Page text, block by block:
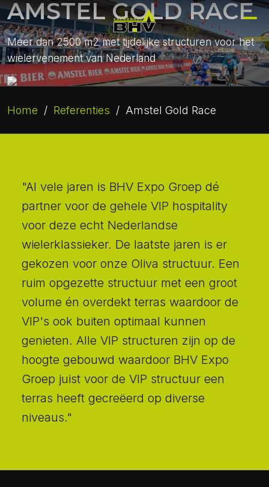
AMSTEL GOLD RACE
Meer dan 2500 m2 met tijdelijke structuren voor het
wielervenement van Nederland
Home / Referenties / Amstel Gold Race
"Al vele jaren is BHV Expo Groep dé
partner voor de gehele VIP hospitality
voor deze echt Nederlandse
wielerklassieker. De laatste jaren is er
gekozen voor onze Oliva structuur. Een
ruim opgezette structuur met een groot
volume én overdekt terras waardoor de
VIP's ook buiten optimaal kunnen
genieten. Alle VIP structuren zijn op de
hoogte gebouwd waardoor BHV Expo
Groep juist voor de VIP structuur een
terras heeft gecreëerd op diverse
niveaus."